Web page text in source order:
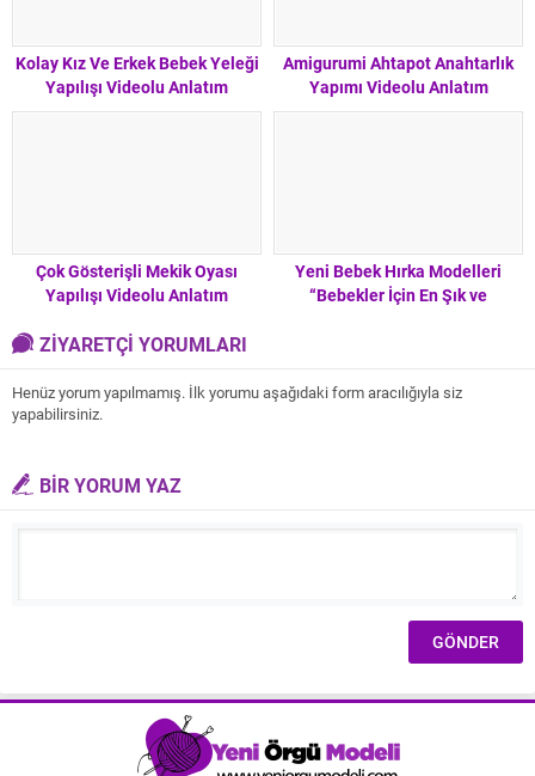
Kolay Kız Ve Erkek Bebek Yeleği
Yapılışı Videolu Anlatım
Amigurumi Ahtapot Anahtarlık
Yapımı Videolu Anlatım
Çok Gösterişli Mekik Oyası
Yapılışı Videolu Anlatım
Yeni Bebek Hırka Modelleri
“Bebekler İçin En Şık ve
ZİYARETÇİ YORUMLARI
Henüz yorum yapılmamış. İlk yorumu aşağıdaki form aracılığıyla siz
yapabilirsiniz.
BİR YORUM YAZ